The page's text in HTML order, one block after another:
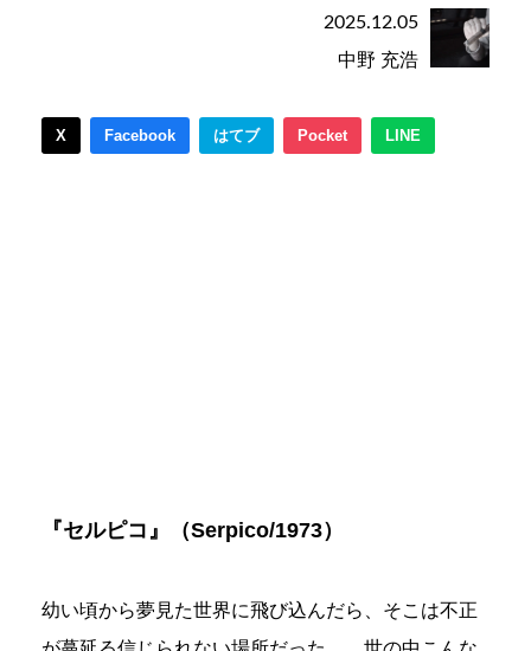
2025.12.05
中野 充浩
X Facebook はてブ Pocket LINE
『セルピコ』（Serpico/1973）
幼い頃から夢見た世界に飛び込んだら、そこは不正